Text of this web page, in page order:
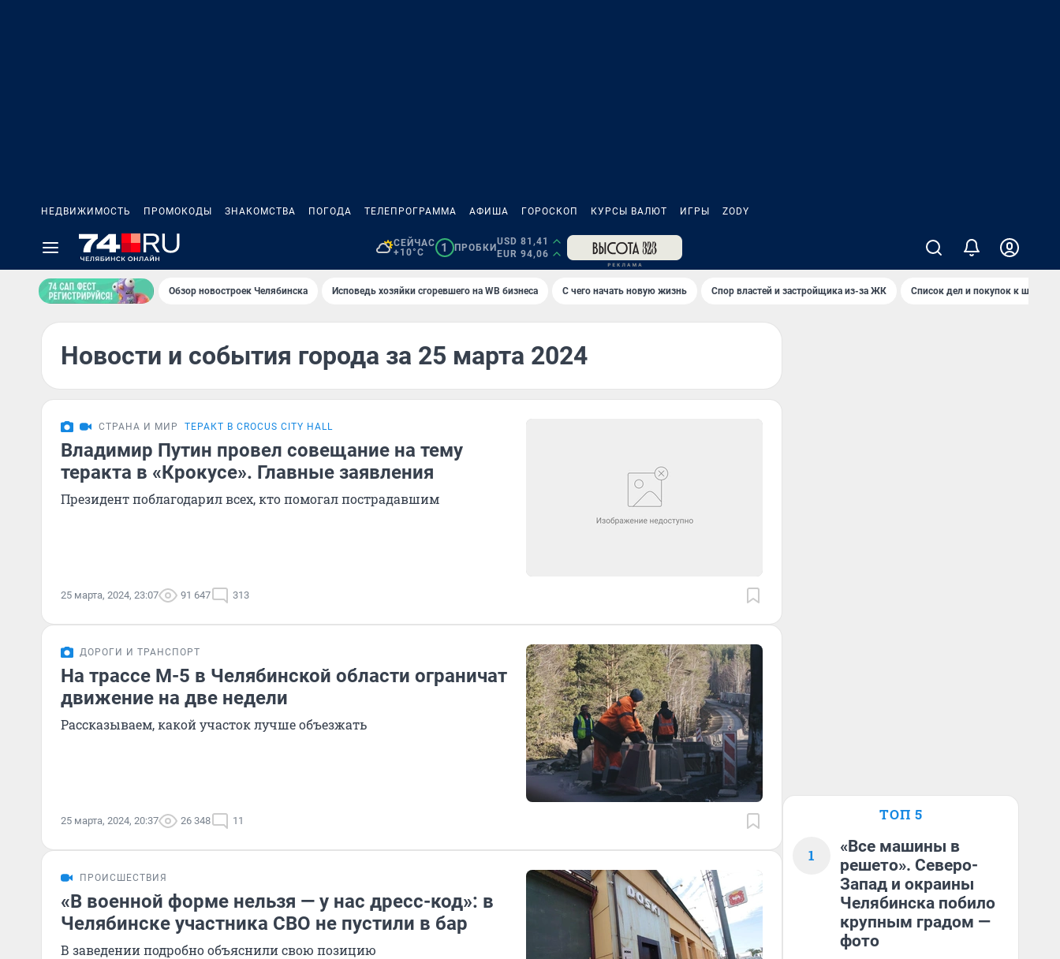
НЕДВИЖИМОСТЬ ПРОМОКОДЫ ЗНАКОМСТВА ПОГОДА ТЕЛЕПРОГРАММА АФИША ГОРОСКОП КУРСЫ ВАЛЮТ ИГРЫ ZODY
СЕЙЧАС
+10°C
1 ПРОБКИ
USD 81,41
EUR 94,06
Обзор новостроек Челябинска Исповедь хозяйки сгоревшего на WB бизнеса С чего начать новую жизнь Спор властей и застройщика из-за ЖК Список дел и покупок к школе
Новости и события города за 25 марта 2024
СТРАНА И МИР ТЕРАКТ В CROCUS CITY HALL
Владимир Путин провел совещание на тему
теракта в «Крокусе». Главные заявления
Президент поблагодарил всех, кто помогал пострадавшим
25 марта, 2024, 23:07 91 647 313
ДОРОГИ И ТРАНСПОРТ
На трассе М-5 в Челябинской области ограничат
движение на две недели
Рассказываем, какой участок лучше объезжать
25 марта, 2024, 20:37 26 348 11
ПРОИСШЕСТВИЯ
«В военной форме нельзя — у нас дресс-код»: в
Челябинске участника СВО не пустили в бар
В заведении подробно объяснили свою позицию
ТОП 5
1
«Все машины в
решето». Северо-
Запад и окраины
Челябинска побило
крупным градом —
фото